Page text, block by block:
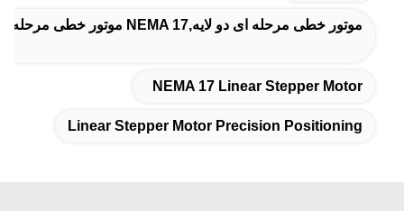
موتور خطی مرحله ای دو لایه,NEMA 17 موتور خطی مرحله ای,موقعیت دقیق موتور خطی
NEMA 17 Linear Stepper Motor
Linear Stepper Motor Precision Positioning